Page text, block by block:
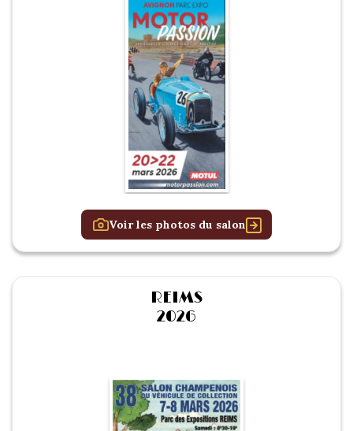
1934/1941
Evolution 11 –
1945/1952
Evolution 11 –
1952/1957
La 15/6 G –
1938/1947
La 15/6 D –
1947/1955
La 15/6 H –
1954/1956
Voir les photos du salon
REIMS
2026